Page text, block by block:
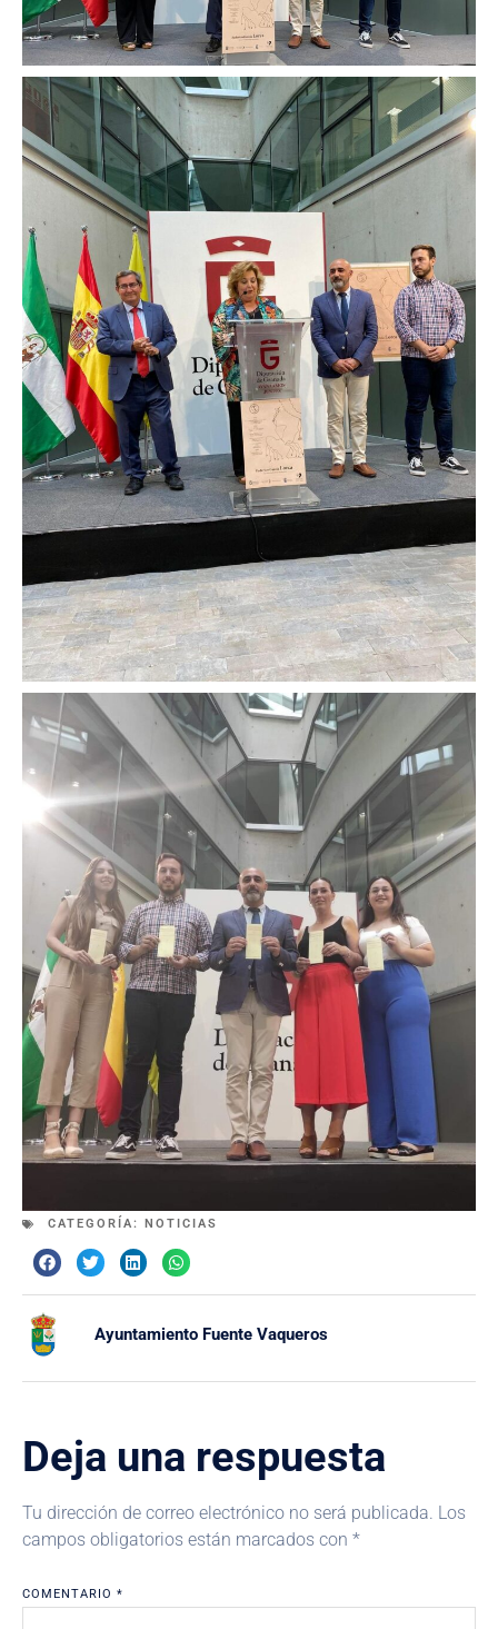
CATEGORÍA: NOTICIAS
Ayuntamiento Fuente Vaqueros
Deja una respuesta
Tu dirección de correo electrónico no será publicada. Los
campos obligatorios están marcados con *
COMENTARIO *